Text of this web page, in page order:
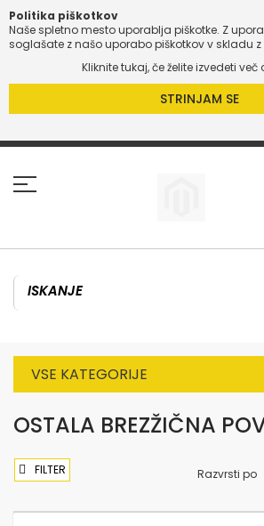
Politika piškotkov
Naše spletno mesto uporablja piškotke. Z
soglašate z našo uporabo piškotkov v skladu
Kliknite tukaj, če želite izvedeti več
STRINJAM SE
Preskoči
VSE KATEGORIJE
OSTALA BREZŽIČNA
Razvrsti po
FILTER